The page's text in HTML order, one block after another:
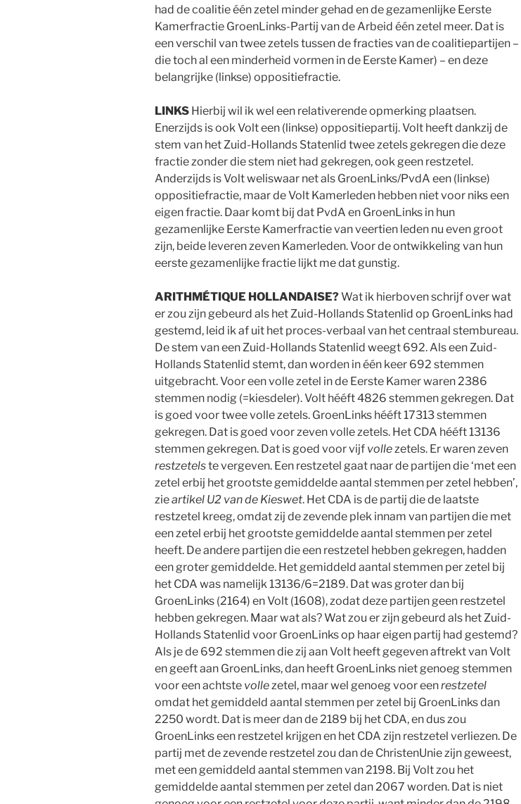
had de coalitie één zetel minder gehad en de gezamenlijke Eerste
Kamerfractie GroenLinks-Partij van de Arbeid één zetel meer. Dat is
een verschil van twee zetels tussen de fracties van de coalitiepartijen –
die toch al een minderheid vormen in de Eerste Kamer) – en deze
belangrijke (linkse) oppositiefractie.
LINKS Hierbij wil ik wel een relativerende opmerking plaatsen.
Enerzijds is ook Volt een (linkse) oppositiepartij. Volt heeft dankzij de
stem van het Zuid-Hollands Statenlid twee zetels gekregen die deze
fractie zonder die stem niet had gekregen, ook geen restzetel.
Anderzijds is Volt weliswaar net als GroenLinks/PvdA een (linkse)
oppositiefractie, maar de Volt Kamerleden hebben niet voor niks een
eigen fractie. Daar komt bij dat PvdA en GroenLinks in hun
gezamenlijke Eerste Kamerfractie van veertien leden nu even groot
zijn, beide leveren zeven Kamerleden. Voor de ontwikkeling van hun
eerste gezamenlijke fractie lijkt me dat gunstig.
ARITHMÉTIQUE HOLLANDAISE?Wat ik hierboven schrijf over wat
er zou zijn gebeurd als het Zuid-Hollands Statenlid op GroenLinks had
gestemd, leid ik af uit het proces-verbaal van het centraal stembureau.
De stem van een Zuid-Hollands Statenlid weegt 692. Als een Zuid-
Hollands Statenlid stemt, dan worden in één keer 692 stemmen
uitgebracht. Voor een volle zetel in de Eerste Kamer waren 2386
stemmen nodig (=kiesdeler). Volt hééft 4826 stemmen gekregen. Dat
is goed voor twee volle zetels. GroenLinks hééft 17313 stemmen
gekregen. Dat is goed voor zeven volle zetels. Het CDA hééft 13136
stemmen gekregen. Dat is goed voor vijf volle zetels. Er waren zeven
restzetelste vergeven. Een restzetel gaat naar de partijen die ‘met een
zetel erbij het grootste gemiddelde aantal stemmen per zetel hebben’,
zieartikel U2 van de Kieswet. Het CDA is de partij die de laatste
restzetel kreeg, omdat zij de zevende plek innam van partijen die met
een zetel erbij het grootste gemiddelde aantal stemmen per zetel
heeft. De andere partijen die een restzetel hebben gekregen, hadden
een groter gemiddelde. Het gemiddeld aantal stemmen per zetel bij
het CDA was namelijk 13136/6=2189. Dat was groter dan bij
GroenLinks (2164) en Volt (1608), zodat deze partijen geen restzetel
hebben gekregen. Maar wat als? Wat zou er zijn gebeurd als het Zuid-
Hollands Statenlid voor GroenLinks op haar eigen partij had gestemd?
Als je de 692 stemmen die zij aan Volt heeft gegeven aftrekt van Volt
en geeft aan GroenLinks, dan heeft GroenLinks niet genoeg stemmen
voor een achtste volle zetel, maar wel genoeg voor eenrestzetel
omdat het gemiddeld aantal stemmen per zetel bij GroenLinks dan
2250 wordt. Dat is meer dan de 2189 bij het CDA, en dus zou
GroenLinks een restzetel krijgen en het CDA zijn restzetel verliezen. De
partij met de zevende restzetel zou dan de ChristenUnie zijn geweest,
met een gemiddeld aantal stemmen van 2198. Bij Volt zou het
gemiddelde aantal stemmen per zetel dan 2067 worden. Dat is niet